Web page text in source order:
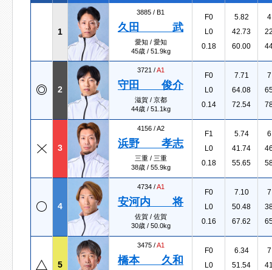
1
3885 / B1
久田 武
愛知 / 愛知
45歳 / 51.9kg
F0
L0
0.18
5.82
42.73
60.00
2
3721 /A1
守田 俊介
滋賀 / 京都
44歳 / 51.1kg
F0
L0
0.14
7.71
64.08
72.54
3
4156 /A2
浜野 孝志
三重 / 三重
38歳 / 55.9kg
F1
L0
0.18
5.74
41.74
55.65
4
4734 /A1
安河内 将
佐賀 / 佐賀
30歳 / 50.0kg
F0
L0
0.16
7.10
50.48
67.62
5
3475 /A1
橋本 久和
F0
L0
6.34
51.54